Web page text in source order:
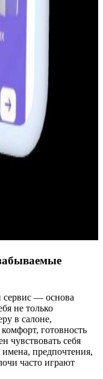
сервис — основа
не только
в салоне,
готовность
чувствовать себя
предпочтения,
часто играют